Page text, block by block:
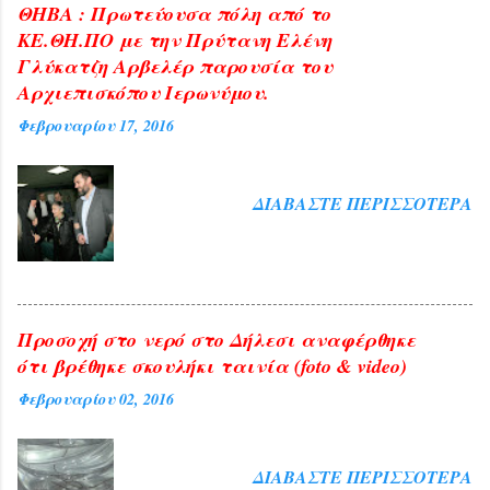
ΘΗΒΑ : Πρωτεύουσα πόλη από το
ΚΕ.ΘΗ.ΠΟ με την Πρύτανη Ελένη
Γλύκατζη Αρβελέρ παρουσία του
Αρχιεπισκόπου Ιερωνύμου.
Φεβρουαρίου 17, 2016
ΔΙΑΒΆΣΤΕ ΠΕΡΙΣΣΌΤΕΡΑ
Προσοχή στο νερό στο Δήλεσι αναφέρθηκε
ότι βρέθηκε σκουλήκι ταινία (foto & video)
Φεβρουαρίου 02, 2016
ΔΙΑΒΆΣΤΕ ΠΕΡΙΣΣΌΤΕΡΑ